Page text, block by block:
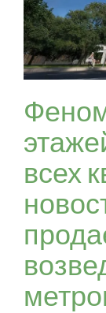
всех